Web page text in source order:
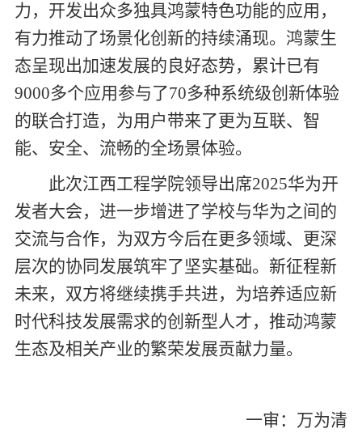
力，开发出众多独具鸿蒙特色功能的应用，
有力推动了场景化创新的持续涌现。鸿蒙生
态呈现出加速发展的良好态势，累计已有
9000多个应用参与了70多种系统级创新体验
的联合打造，为用户带来了更为互联、智
能、安全、流畅的全场景体验。
此次江西工程学院领导出席2025华为开
发者大会，进一步增进了学校与华为之间的
交流与合作，为双方今后在更多领域、更深
层次的协同发展筑牢了坚实基础。新征程新
未来，双方将继续携手共进，为培养适应新
时代科技发展需求的创新型人才，推动鸿蒙
生态及相关产业的繁荣发展贡献力量。
一审：万为清